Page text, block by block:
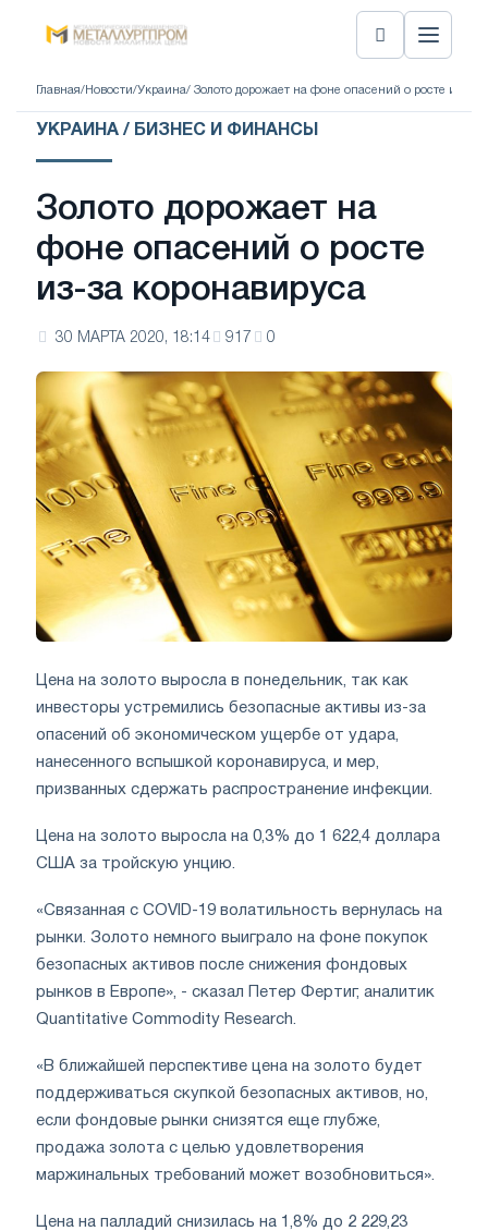
Главная/ Новости/Украина/ Золото дорожает на фоне опасений о росте из-за
УКРАИНА / БИЗНЕС И ФИНАНСЫ
Золото дорожает на
фоне опасений о росте
из-за коронавируса
30 МАРТА 2020, 18:14 917 0
Цена на золото выросла в понедельник, так как
инвесторы устремились безопасные активы из-за
опасений об экономическом ущербе от удара,
нанесенного вспышкой коронавируса, и мер,
призванных сдержать распространение инфекции.
Цена на золото выросла на 0,3% до 1 622,4 доллара
США за тройскую унцию.
«Связанная с COVID-19 волатильность вернулась на
рынки. Золото немного выиграло на фоне покупок
безопасных активов после снижения фондовых
рынков в Европе», - сказал Петер Фертиг, аналитик
Quantitative Commodity Research.
«В ближайшей перспективе цена на золото будет
поддерживаться скупкой безопасных активов, но,
если фондовые рынки снизятся еще глубже,
продажа золота с целью удовлетворения
маржинальных требований может возобновиться».
Цена на палладий снизилась на 1,8% до 2 229,23